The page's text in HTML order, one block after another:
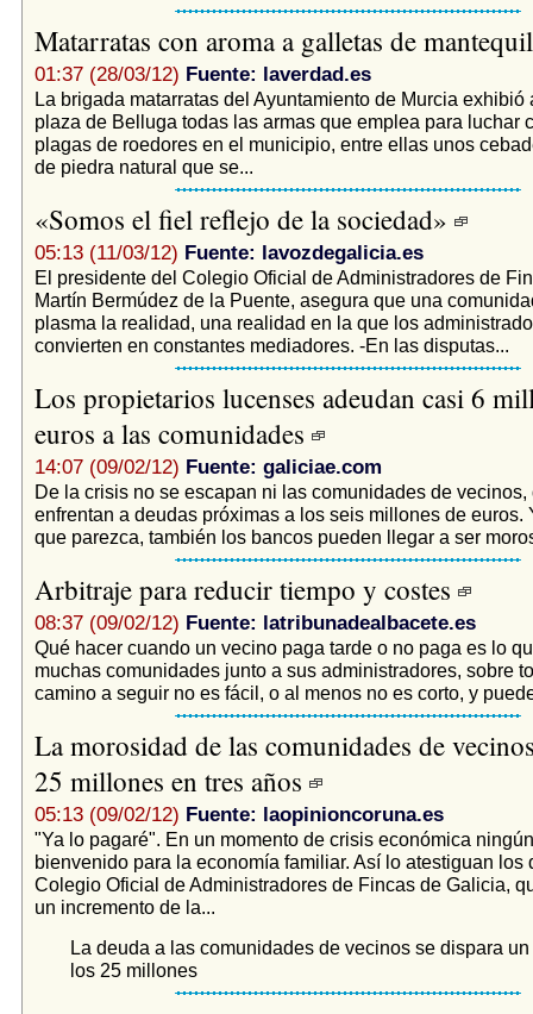
Matarratas con aroma a galletas de
01:37 (28/03/12) Fuente: laverdad.es
La brigada matarratas del Ayuntamiento de Murcia exhibió
plaza de Belluga todas las armas que emplea para luchar
plagas de roedores en el municipio, entre ellas unos
de piedra natural que se...
«Somos el fiel reflejo de la sociedad»
05:13 (11/03/12) Fuente: lavozdegalicia.es
El presidente del Colegio Oficial de Administradores de
Martín Bermúdez de la Puente, asegura que una
plasma la realidad, una realidad en la que los
convierten en constantes mediadores. -En las disputas...
Los propietarios lucenses adeudan casi 6
euros a las comunidades
14:07 (09/02/12) Fuente: galiciae.com
De la crisis no se escapan ni las comunidades de vecinos,
enfrentan a deudas próximas a los seis millones de euros.
que parezca, también los bancos pueden llegar a ser
Arbitraje para reducir tiempo y costes
08:37 (09/02/12) Fuente: latribunadealbacete.es
Qué hacer cuando un vecino paga tarde o no paga es lo
muchas comunidades junto a sus administradores, sobre
camino a seguir no es fácil, o al menos no es corto, y
La morosidad de las comunidades de
25 millones en tres años
05:13 (09/02/12) Fuente: laopinioncoruna.es
"Ya lo pagaré". En un momento de crisis económica
bienvenido para la economía familiar. Así lo atestiguan los
Colegio Oficial de Administradores de Fincas de Galicia,
un incremento de la...
La deuda a las comunidades de vecinos se dispara
los 25 millones